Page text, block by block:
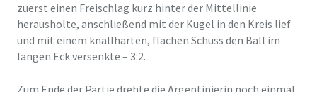
zuerst einen Freischlag kurz hinter der Mittellinie
herausholte, anschließend mit der Kugel in den Kreis lief
und mit einem knallharten, flachen Schuss den Ball im
langen Eck versenkte – 3:2.